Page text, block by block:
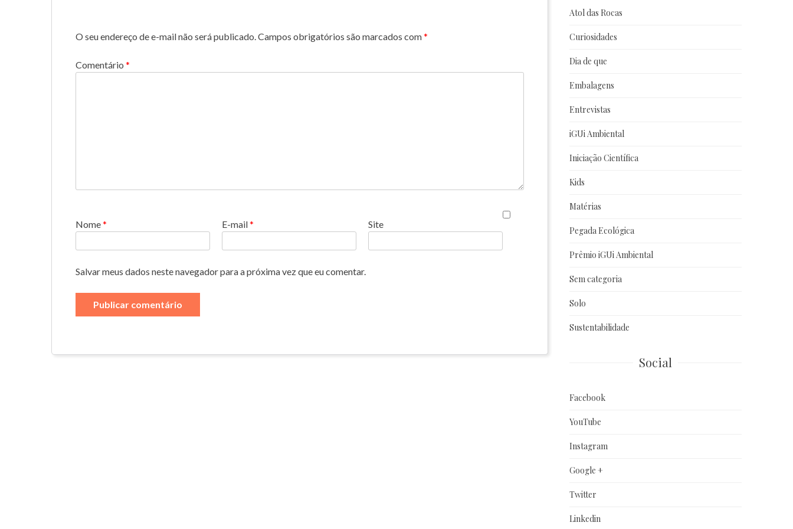
O seu endereço de e-mail não será publicado.Campos obrigatórios são marcados com*
Comentário *
Nome* E-mail* Site
Salvar meus dados neste navegador para a próxima vez que eu comentar.
Atol das Rocas
Curiosidades
Dia de que
Embalagens
Entrevistas
iGUi Ambiental
Iniciação Científica
Kids
Matérias
Pegada Ecológica
Prêmio iGUi Ambiental
Sem categoria
Solo
Sustentabilidade
Social
Facebook
YouTube
Instagram
Google +
Twitter
Linkedin